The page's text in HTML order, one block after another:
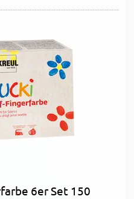
6er Set 150